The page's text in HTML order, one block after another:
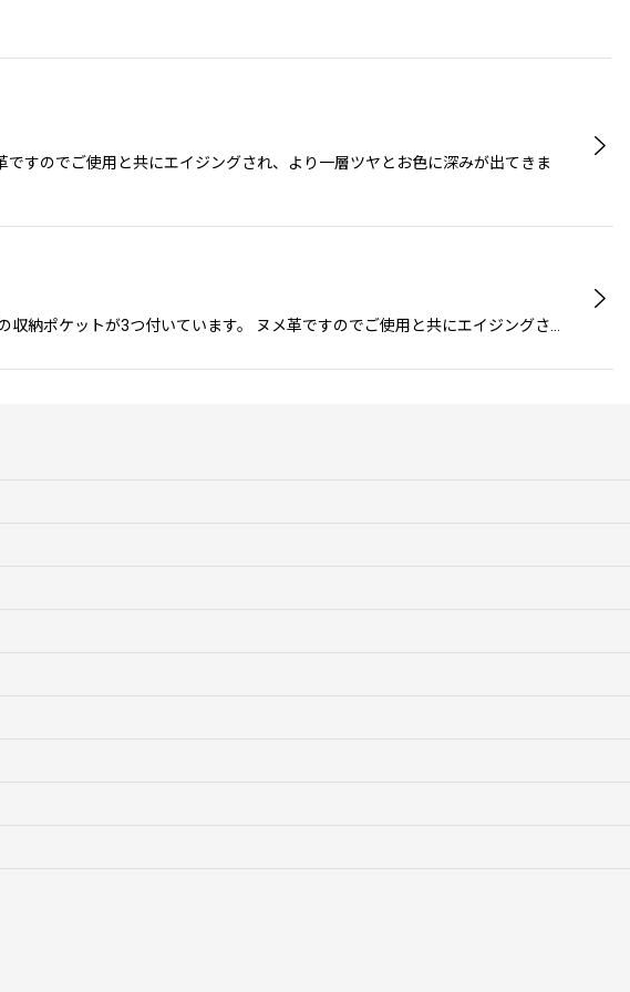
すのでご使用と共にエイジングされ、より一層ツヤとお色に深みが出てきま
納ポケットが3つ付いています。 ヌメ革ですのでご使用と共にエイジングさ…